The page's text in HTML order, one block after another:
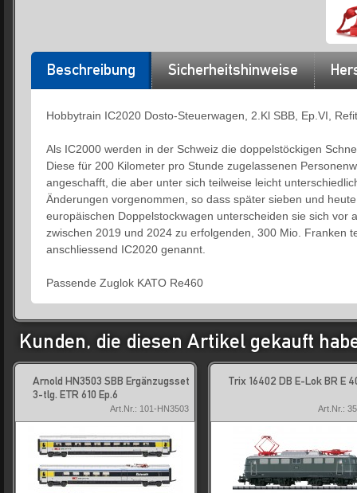
Beschreibung Sicherheitshinweise
Hobbytrain IC2020 Dosto-Steuerwagen, 2.Kl SBB, Ep.VI, Refit
Als IC2000 werden in der Schweiz die doppelstöckigen
Diese für 200 Kilometer pro Stunde zugelassenen
angeschafft, die aber unter sich teilweise leicht
Änderungen vorgenommen, so dass später sieben und
europäischen Doppelstockwagen unterscheiden sie sich
zwischen 2019 und 2024 zu erfolgenden, 300 Mio. Franken
anschliessend IC2020 genannt.
Passende Zuglok KATO Re460
Kunden, die diesen Artikel gekauft
Arnold HN3503 SBB Ergänzugsset
3-tlg. ETR 610 Ep.6
Art.Nr.: 101-HN3503
Trix 16402 DB E-Lok BR E
Art.Nr.: